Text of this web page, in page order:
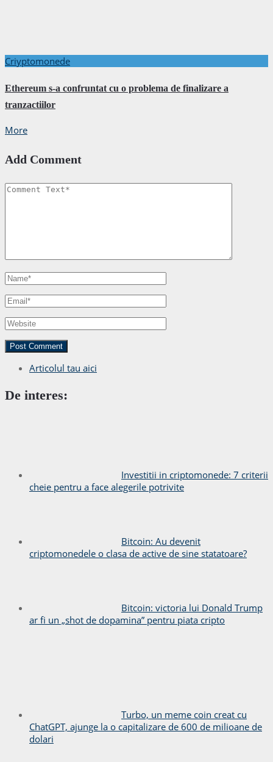
Criyptomonede
Ethereum s-a confruntat cu o problema de finalizare a
tranzactiilor
More
Add Comment
Articolul tau aici
De interes:
Investitii in criptomonede: 7 criterii
cheie pentru a face alegerile potrivite
Bitcoin: Au devenit
criptomonedele o clasa de active de sine statatoare?
Bitcoin: victoria lui Donald Trump
ar fi un „shot de dopamina” pentru piata cripto
Turbo, un meme coin creat cu
ChatGPT, ajunge la o capitalizare de 600 de milioane de
dolari